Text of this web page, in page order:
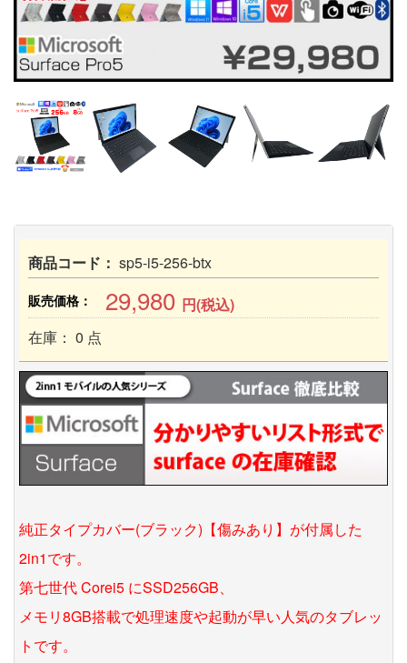
商品コード： sp5-i5-256-btx
販売価格： 29,980 円(税込)
在庫： 0 点
純正タイプカバー(ブラック)【傷みあり】が付属した
2in1です。
第七世代 Corei5 にSSD256GB、
メモリ8GB搭載で処理速度や起動が早い人気のタブレッ
トです。